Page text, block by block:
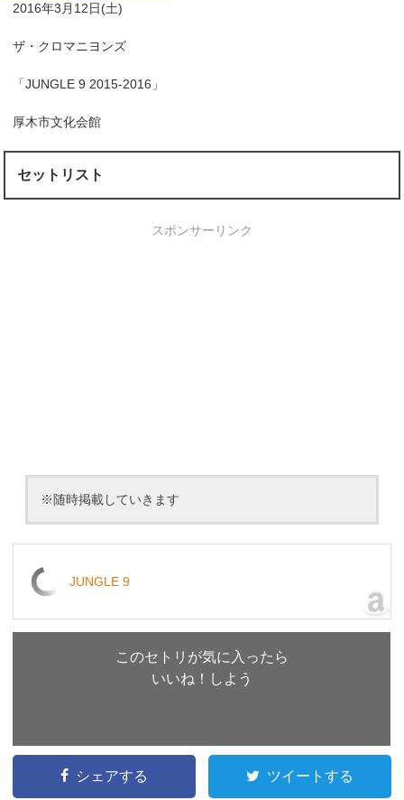
2016年3月12日(土)
ザ・クロマニヨンズ
「JUNGLE 9 2015-2016」
厚木市文化会館
セットリスト
スポンサーリンク
※随時掲載していきます
JUNGLE 9
このセトリが気に入ったら
いいね！しよう
シェアする ツイートする